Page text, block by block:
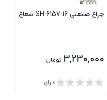
چراغ صنعتی SH-6157-16 شعاع
3,230,000 تومان
0 رای